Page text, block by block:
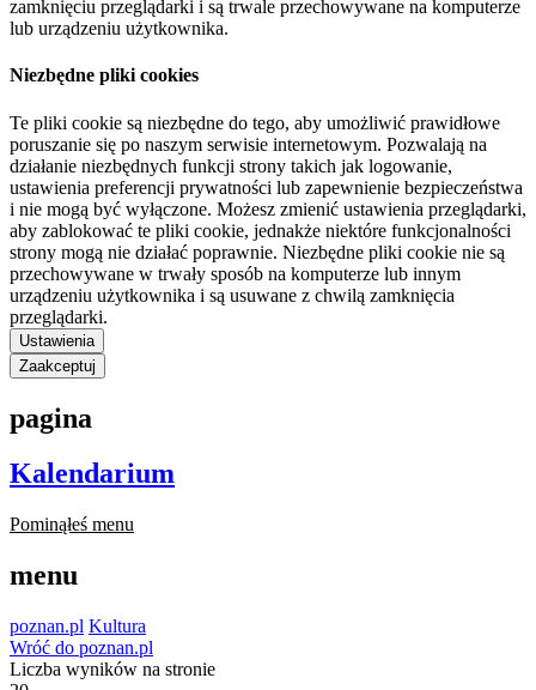
zamknięciu przeglądarki i są trwale przechowywane na komputerze
lub urządzeniu użytkownika.
Niezbędne pliki cookies
Te pliki cookie są niezbędne do tego, aby umożliwić prawidłowe
poruszanie się po naszym serwisie internetowym. Pozwalają na
działanie niezbędnych funkcji strony takich jak logowanie,
ustawienia preferencji prywatności lub zapewnienie bezpieczeństwa
i nie mogą być wyłączone. Możesz zmienić ustawienia przeglądarki,
aby zablokować te pliki cookie, jednakże niektóre funkcjonalności
strony mogą nie działać poprawnie. Niezbędne pliki cookie nie są
przechowywane w trwały sposób na komputerze lub innym
urządzeniu użytkownika i są usuwane z chwilą zamknięcia
przeglądarki.
Ustawienia
Zaakceptuj
pagina
Kalendarium
Pominąłeś menu
menu
poznan.pl Kultura
Wróć do poznan.pl
Liczba wyników na stronie